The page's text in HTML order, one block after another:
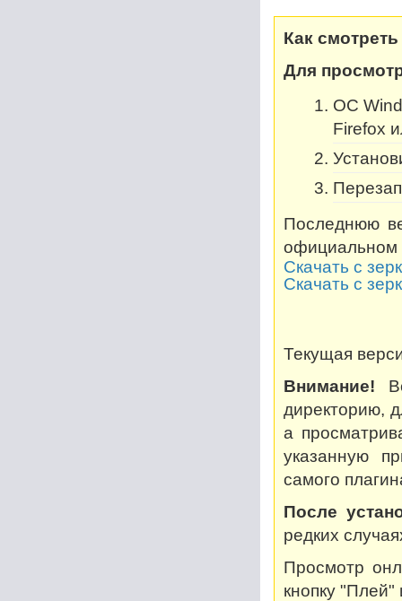
Как
Для
OC
Firefox
Последнюю
официальном
Скачать с
Скачать с
Текущая
Внимание!
директорию,
а
указанную
самого
После
редких
Просмотр
кнопку